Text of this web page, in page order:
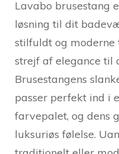
Lavabo brusestang
løsning til dit
stilfuldt og
strejf af elegance til
Brusestangens
passer perfekt ind i
farvepalet, og dens
luksuriøs følelse.